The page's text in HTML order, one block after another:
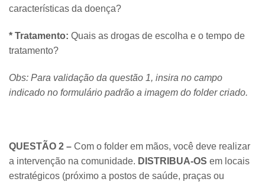
características da doença?
* Tratamento: Quais as drogas de escolha e o tempo de
tratamento?
Obs: Para validação da questão 1, insira no campo
indicado no formulário padrão a imagem do folder criado.
QUESTÃO 2 – Com o folder em mãos, você deve realizar
a intervenção na comunidade. DISTRIBUA-OS em locais
estratégicos (próximo a postos de saúde, praças ou